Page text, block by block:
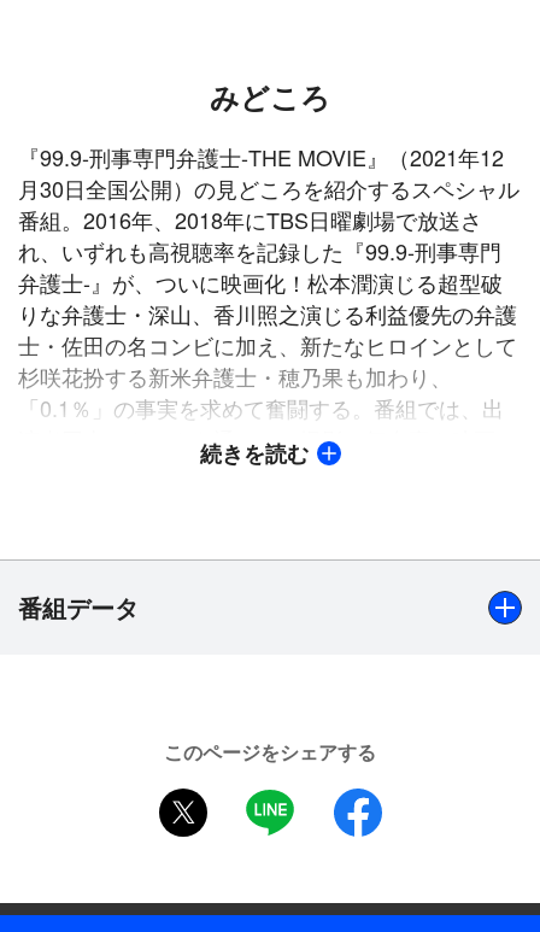
みどころ
『99.9-刑事専門弁護士-THE MOVIE』（2021年12
月30日全国公開）の見どころを紹介するスペシャル
番組。2016年、2018年にTBS日曜劇場で放送さ
れ、いずれも高視聴率を記録した『99.9-刑事専門
弁護士-』が、ついに映画化！松本潤演じる超型破
りな弁護士・深山、香川照之演じる利益優先の弁護
士・佐田の名コンビに加え、新たなヒロインとして
杉咲花扮する新米弁護士・穂乃果も加わり、
「0.1％」の事実を求めて奮闘する。番組では、出
演者同士のトークを通じて、撮影の舞台裏や映画の
魅力をたっぷりお届けする。
す。スケジュールに関しては、各局のホームページ
などをご確認下さい。
属する斑目法律事務所の刑事事件専門ルームは、新
所長となった佐田（香川照之）のもと、新米弁護
士・穂乃果（杉咲花）も加わり、日々事件に挑み続
けていた。ある日、彼らのもとに舞い込んできたの
依頼。その事件には、謎の弁護士・南雲（西島秀
続きを読む
番組データ
松本潤、香川照之、杉咲花 ほか
1話
このページをシェアする
twitter
LINE